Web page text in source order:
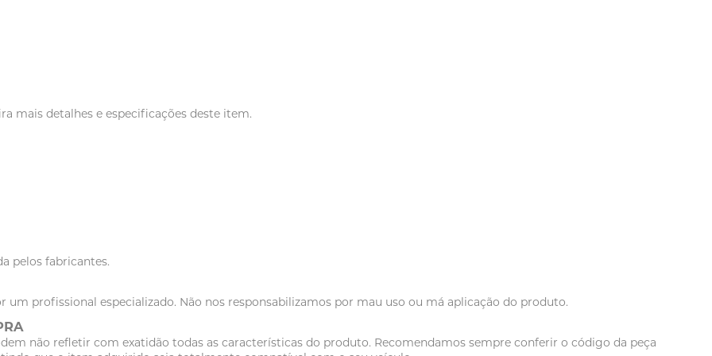
mais detalhes e especificações deste item.
pelos fabricantes.
um profissional especializado. Não nos responsabilizamos por mau uso ou má aplicação do produto.
não refletir com exatidão todas as características do produto. Recomendamos sempre conferir o código da peça